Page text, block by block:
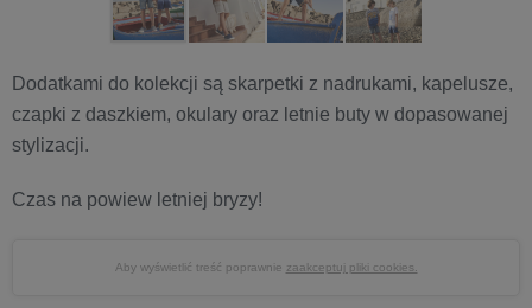
Dodatkami do kolekcji są skarpetki z nadrukami, kapelusze,
czapki z daszkiem, okulary oraz letnie buty w dopasowanej
stylizacji.
Czas na powiew letniej bryzy!
Aby wyświetlić treść poprawnie zaakceptuj pliki cookies.